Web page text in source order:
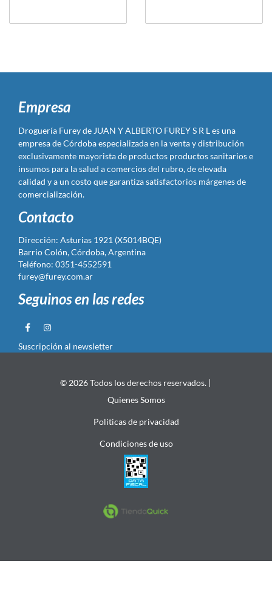
Empresa
Droguería Furey de JUAN Y ALBERTO FUREY S R L es una
empresa de Córdoba especializada en la venta y distribución
exclusivamente mayorista de productos productos sanitarios e
insumos para la salud a comercios del rubro, de elevada
calidad y a un costo que garantiza satisfactorios márgenes de
comercialización.
Contacto
Dirección: Asturias 1921 (X5014BQE)
Barrio Colón, Córdoba, Argentina
Teléfono: 0351-4552591
furey@furey.com.ar
Seguinos en las redes
Suscripción al newsletter
© 2026 Todos los derechos reservados. |
Quienes Somos
Politicas de privacidad
Condiciones de uso